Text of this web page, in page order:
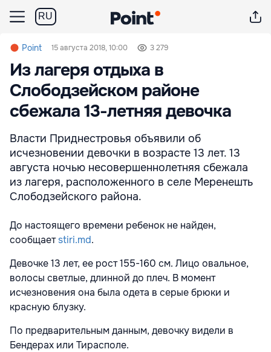
RU
Point 15 августа 2018, 10:00 3 279
Из лагеря отдыха в
Слободзейском районе
сбежала 13-летняя девочка
Власти Приднестровья объявили об
исчезновении девочки в возрасте 13 лет. 13
августа ночью несовершеннолетняя сбежала
из лагеря, расположенного в селе Меренешть
Слободзейского района.
До настоящего времени ребенок не найден,
сообщаетstiri.md.
Девочке 13 лет, ее рост 155-160 см. Лицо овальное,
волосы светлые, длинной до плеч. В момент
исчезновения она была одета в серые брюки и
красную блузку.
По предварительным данным, девочку видели в
Бендерах или Тирасполе.